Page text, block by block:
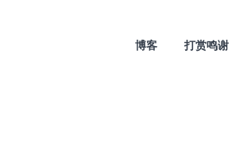
博客 打赏鸣谢